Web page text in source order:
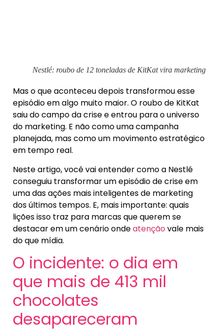
Nestlé: roubo de 12 toneladas de KitKat vira marketing
Mas o que aconteceu depois transformou esse
episódio em algo muito maior. O roubo de KitKat
saiu do campo da crise e entrou para o universo
do marketing. E não como uma campanha
planejada, mas como um movimento estratégico
em tempo real.
Neste artigo, você vai entender como a Nestlé
conseguiu transformar um episódio de crise em
uma das ações mais inteligentes de marketing
dos últimos tempos. E, mais importante: quais
lições isso traz para marcas que querem se
destacar em um cenário ondeatenção vale mais
do que mídia.
O incidente: o dia em
que mais de 413 mil
chocolates
desapareceram